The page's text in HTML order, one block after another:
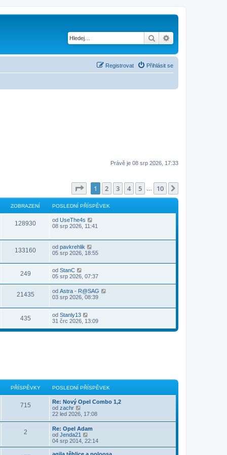
Hledat
Přihlásit se
Registrovat
Právě je 08 srp 2026, 17:33
Stránka z
1 2 3 4 5 10
ZOBRAZENÍ POSLEDNÍ PŘÍSPĚVEK
128930 od UseThe4s
08 srp 2026, 11:41
133160 od pavkrehlik
05 srp 2026, 18:55
249 od StanC
05 srp 2026, 07:37
21435 od Astra - R@SAG
03 srp 2026, 08:39
435 od Stanly13
31 črc 2026, 13:09
PŘÍSPĚVKY POSLEDNÍ PŘÍSPĚVEK
715
Re: Nový Opel Combo 1,2
od zachr
o
r
a
z
i
t
22 led 2026, 17:08
2
Re: Opel Adam
od Jenda21
o
b
r
04 srp 2014, 22:14